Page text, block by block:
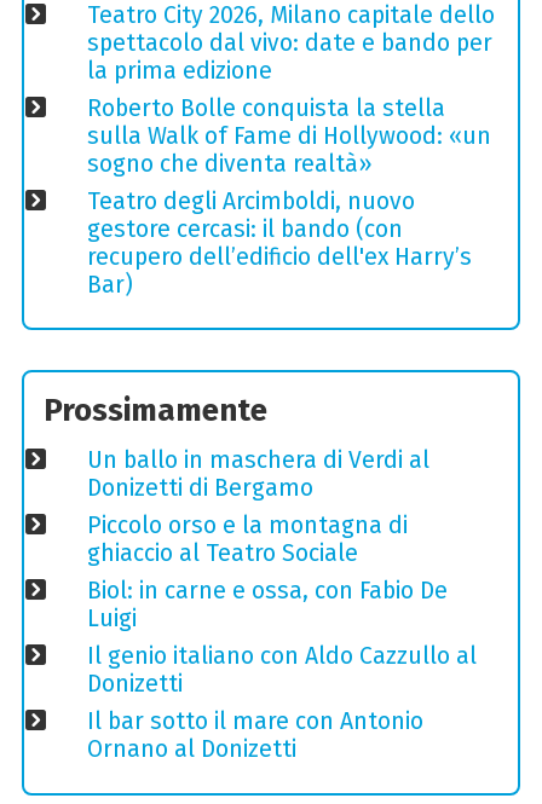
Teatro City 2026, Milano capitale dello
spettacolo dal vivo: date e bando per
la prima edizione
Roberto Bolle conquista la stella
sulla Walk of Fame di Hollywood: «un
sogno che diventa realtà»
Teatro degli Arcimboldi, nuovo
gestore cercasi: il bando (con
recupero dell’edificio dell'ex Harry’s
Bar)
Prossimamente
Un ballo in maschera di Verdi al
Donizetti di Bergamo
Piccolo orso e la montagna di
ghiaccio al Teatro Sociale
Biol: in carne e ossa, con Fabio De
Luigi
Il genio italiano con Aldo Cazzullo al
Donizetti
Il bar sotto il mare con Antonio
Ornano al Donizetti